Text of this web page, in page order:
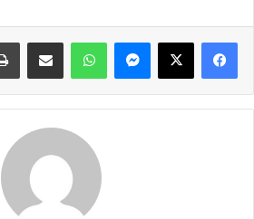
فيسبوك X ماسنجر واتساب مشاركة عبر البريد